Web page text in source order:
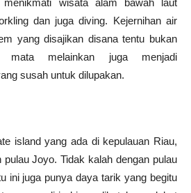
dan juga diving. Kejernihan air
yang disajikan disana tentu bukan
mata melainkan juga menjadi
susah untuk dilupakan.
island yang ada di kepulauan Riau,
Joyo. Tidak kalah dengan pulau
ini juga punya daya tarik yang begitu